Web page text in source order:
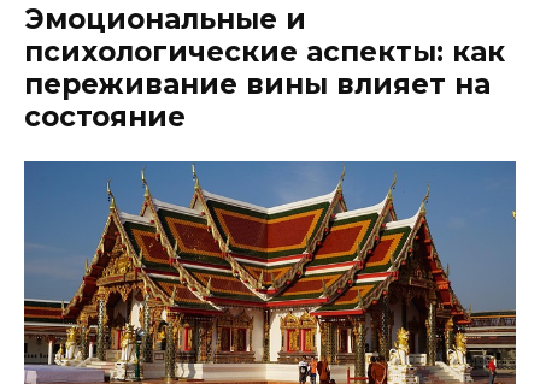
Эмоциональные и
психологические аспекты: как
переживание вины влияет на
состояние